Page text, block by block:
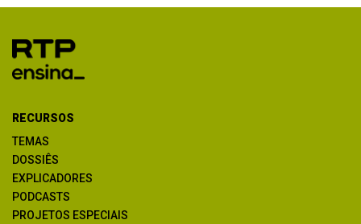
RECURSOS
TEMAS
DOSSIÊS
EXPLICADORES
PODCASTS
PROJETOS ESPECIAIS